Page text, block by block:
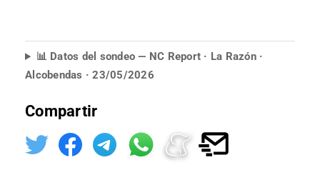
📊 Datos del sondeo — NC Report · La Razón ·
Alcobendas · 23/05/2026
Compartir